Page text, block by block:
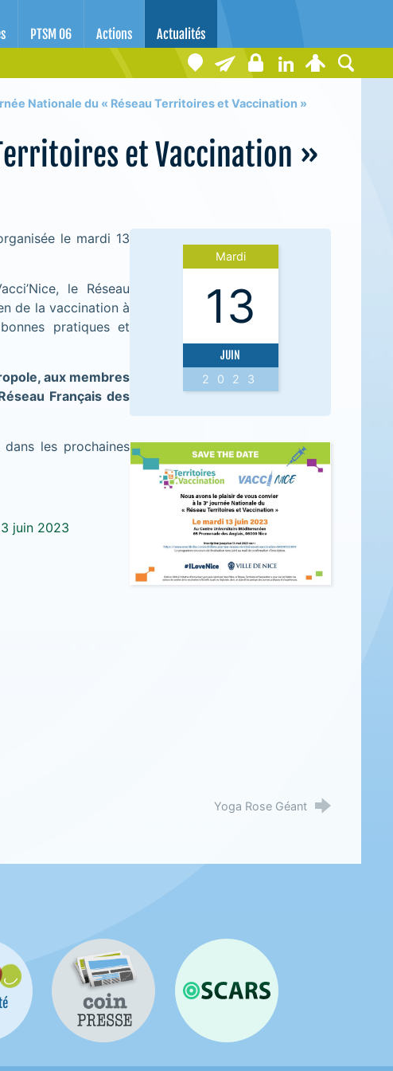
PTSM 06 Actions Actualités
Nationale du « Réseau Territoires et Vaccination »
et Vaccination »
le mardi 13
le Réseau
de la vaccination à
pratiques et
aux membres
Français des
les prochaines
juin 2023
Mardi
13
JUIN
2023
Yoga Rose Géant
Coin presse OSCARS